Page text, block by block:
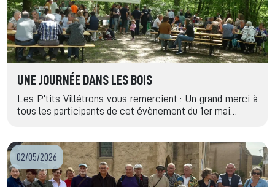
UNE JOURNÉE DANS LES BOIS
Les P'tits Villétrons vous remercient : Un grand merci à
tous les participants de cet évènement du 1er mai…
02/05/2026